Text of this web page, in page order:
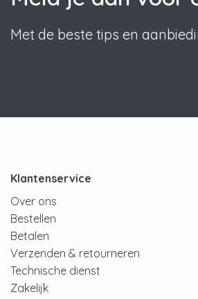
Met de beste tips en
Klantenservice
Over ons
Bestellen
Betalen
Verzenden & retourneren
Technische dienst
Zakelijk